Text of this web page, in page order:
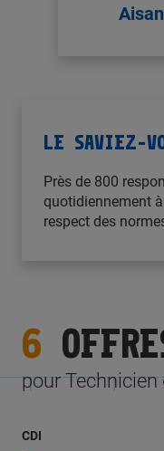
LE SAVIEZ-
Près de 800
quotidiennement
respect des
6
pour Technicien
CDI